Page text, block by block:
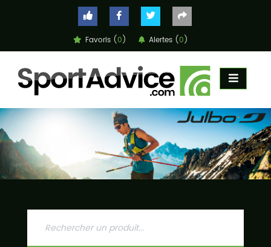
Favoris (0) Alertes (0)
COMPARATEUR
CONSEILS
CONTACT